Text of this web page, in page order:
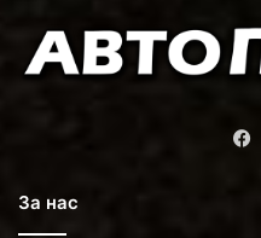
За нас